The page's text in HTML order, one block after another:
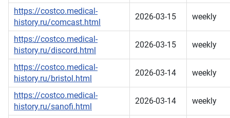
https://costco.medical-
history.ru/comcast.html
2026-03-15 weekly
https://costco.medical-
history.ru/discord.html
2026-03-15 weekly
https://costco.medical-
history.ru/bristol.html
2026-03-14 weekly
https://costco.medical-
history.ru/sanofi.html
2026-03-14 weekly